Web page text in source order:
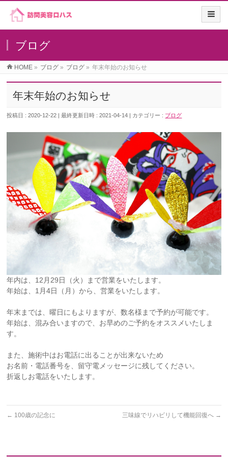
ブログ
HOME » ブログ » ブログ » 年末年始のお知らせ
年末年始のお知らせ
投稿日 : 2020-12-22 最終更新日時 : 2021-04-14 カテゴリー : ブログ
年内は、12月29日（火）まで営業をいたします。
年始は、1月4日（月）から、営業をいたします。
年末までは、曜日にもよりますが、数名様まで予約が可能です。
年始は、混み合いますので、お早めのご予約をオススメいたしま
す。
また、施術中はお電話に出ることが出来ないため
お名前・電話番号を、留守電メッセージに残してください。
折返しお電話をいたします。
← 100歳の記念に 三味線でリハビリして機能回復へ →